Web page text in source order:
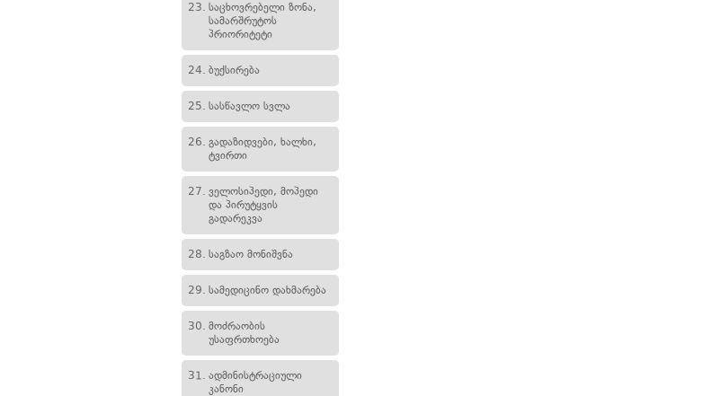
23. საცხოვრებელი ზონა,
სამარშრუტოს
პრიორიტეტი
24. ბუქსირება
25. სასწავლო სვლა
26. გადაზიდვები, ხალხი,
ტვირთი
27. ველოსიპედი, მოპედი
და პირუტყვის
გადარეკვა
28. საგზაო მონიშვნა
29. სამედიცინო დახმარება
30. მოძრაობის
უსაფრთხოება
31. ადმინისტრაციული
კანონი